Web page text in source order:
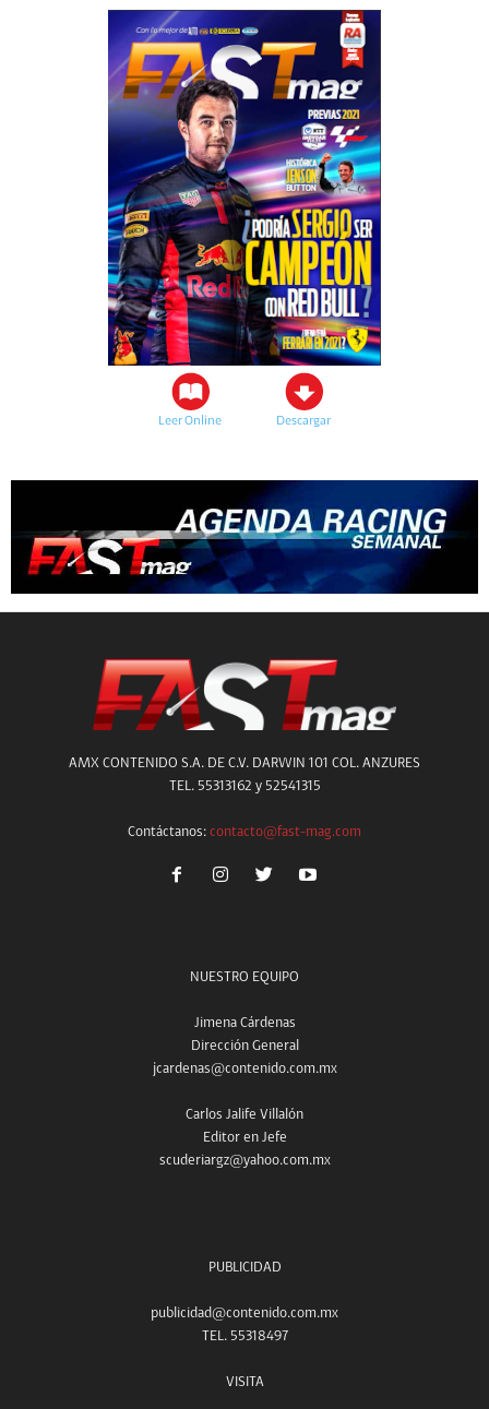
Leer Online Descargar
AMX CONTENIDO S.A. DE C.V. DARWIN 101 COL. ANZURES
TEL. 55313162 y 52541315
Contáctanos: contacto@fast-mag.com
NUESTRO EQUIPO
Jimena Cárdenas
Dirección General
jcardenas@contenido.com.mx
Carlos Jalife Villalón
Editor en Jefe
scuderiargz@yahoo.com.mx
PUBLICIDAD
publicidad@contenido.com.mx
TEL. 55318497
VISITA